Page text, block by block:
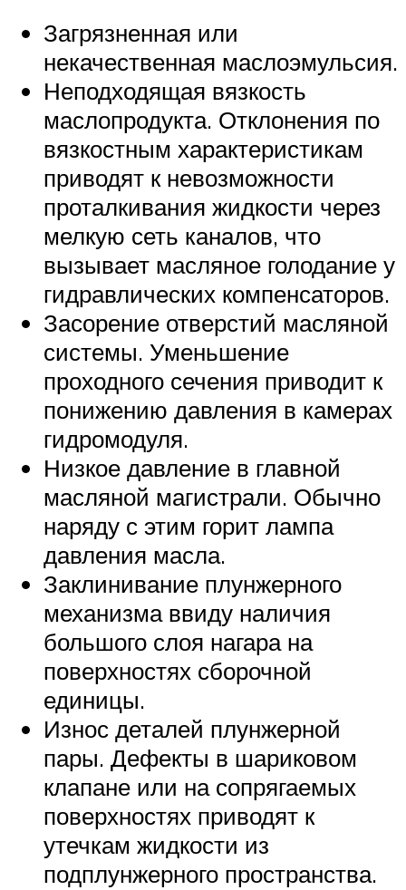
Загрязненная или
некачественная маслоэмульсия.
Неподходящая вязкость
маслопродукта. Отклонения по
вязкостным характеристикам
приводят к невозможности
проталкивания жидкости через
мелкую сеть каналов, что
вызывает масляное голодание у
гидравлических компенсаторов.
Засорение отверстий масляной
системы. Уменьшение
проходного сечения приводит к
понижению давления в камерах
гидромодуля.
Низкое давление в главной
масляной магистрали. Обычно
наряду с этим горит лампа
давления масла.
Заклинивание плунжерного
механизма ввиду наличия
большого слоя нагара на
поверхностях сборочной
единицы.
Износ деталей плунжерной
пары. Дефекты в шариковом
клапане или на сопрягаемых
поверхностях приводят к
утечкам жидкости из
подплунжерного пространства.